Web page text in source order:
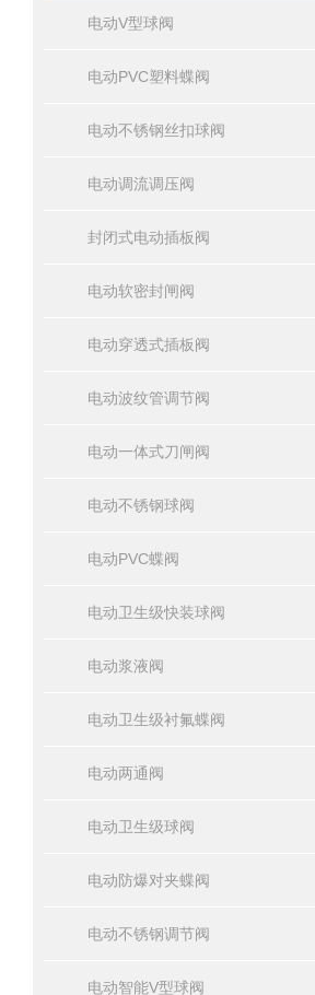
电动V型球阀
电动PVC塑料蝶阀
电动不锈钢丝扣球阀
电动调流调压阀
封闭式电动插板阀
电动软密封闸阀
电动穿透式插板阀
电动波纹管调节阀
电动一体式刀闸阀
电动不锈钢球阀
电动PVC蝶阀
电动卫生级快装球阀
电动浆液阀
电动卫生级衬氟蝶阀
电动两通阀
电动卫生级球阀
电动防爆对夹蝶阀
电动不锈钢调节阀
电动智能V型球阀